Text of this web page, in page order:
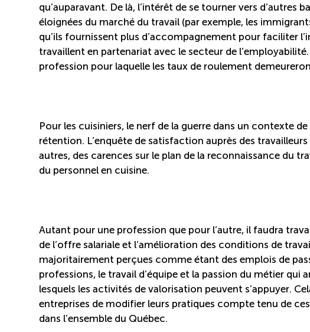
qu’auparavant. De là, l’intérêt de se tourner vers d’autres
éloignées du marché du travail (par exemple, les
qu’ils fournissent plus d’accompagnement pour faciliter
travaillent en partenariat avec le secteur de
profession pour laquelle les taux de roulement
Pour les cuisiniers, le nerf de la guerre dans un contexte
rétention. L’enquête de satisfaction auprès des
autres, des carences sur le plan de la reconnaissance du
du personnel en cuisine.
Autant pour une profession que pour l’autre, il faudra
de l’offre salariale et l’amélioration des conditions de
majoritairement perçues comme étant des emplois de
professions, le travail d’équipe et la passion du métier
lesquels les activités de valorisation peuvent s’appuyer.
entreprises de modifier leurs pratiques compte tenu de
dans l’ensemble du Québec.